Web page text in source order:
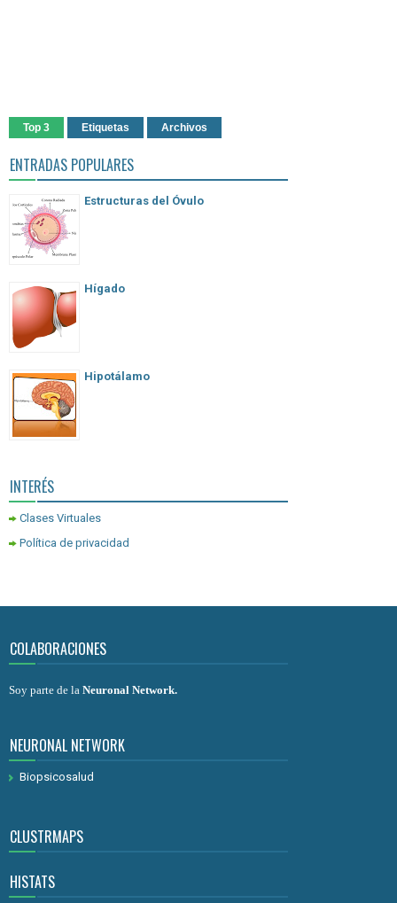
Top 3 Etiquetas Archivos
ENTRADAS POPULARES
Estructuras del Óvulo
Hígado
Hipotálamo
INTERÉS
Clases Virtuales
Política de privacidad
COLABORACIONES
Soy parte de la Neuronal Network.
NEURONAL NETWORK
Biopsicosalud
CLUSTRMAPS
HISTATS